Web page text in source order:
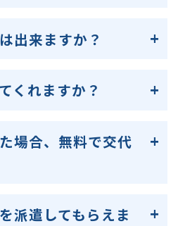
出来ますか？
くれますか？
場合、無料で交代
派遣してもらえま